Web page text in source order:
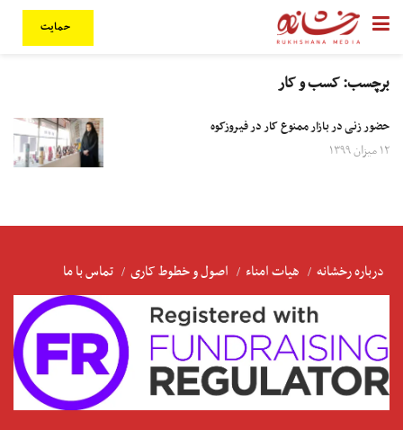
حمایت
برچسب:کسب و کار
حضور زنی در بازار ممنوع کار در فیروزکوه
۱۲ میزان ۱۳۹۹
درباره رخشانه هیات امناء اصول و خطوط کاری تماس با ما